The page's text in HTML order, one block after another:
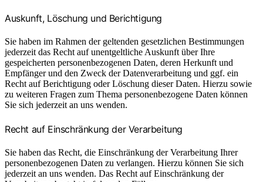
Auskunft, Löschung und Berichtigung
Sie haben im Rahmen der geltenden gesetzlichen Bestimmungen
jederzeit das Recht auf unentgeltliche Auskunft über Ihre
gespeicherten personenbezogenen Daten, deren Herkunft und
Empfänger und den Zweck der Datenverarbeitung und ggf. ein
Recht auf Berichtigung oder Löschung dieser Daten. Hierzu sowie
zu weiteren Fragen zum Thema personenbezogene Daten können
Sie sich jederzeit an uns wenden.
Recht auf Einschränkung der Verarbeitung
Sie haben das Recht, die Einschränkung der Verarbeitung Ihrer
personenbezogenen Daten zu verlangen. Hierzu können Sie sich
jederzeit an uns wenden. Das Recht auf Einschränkung der